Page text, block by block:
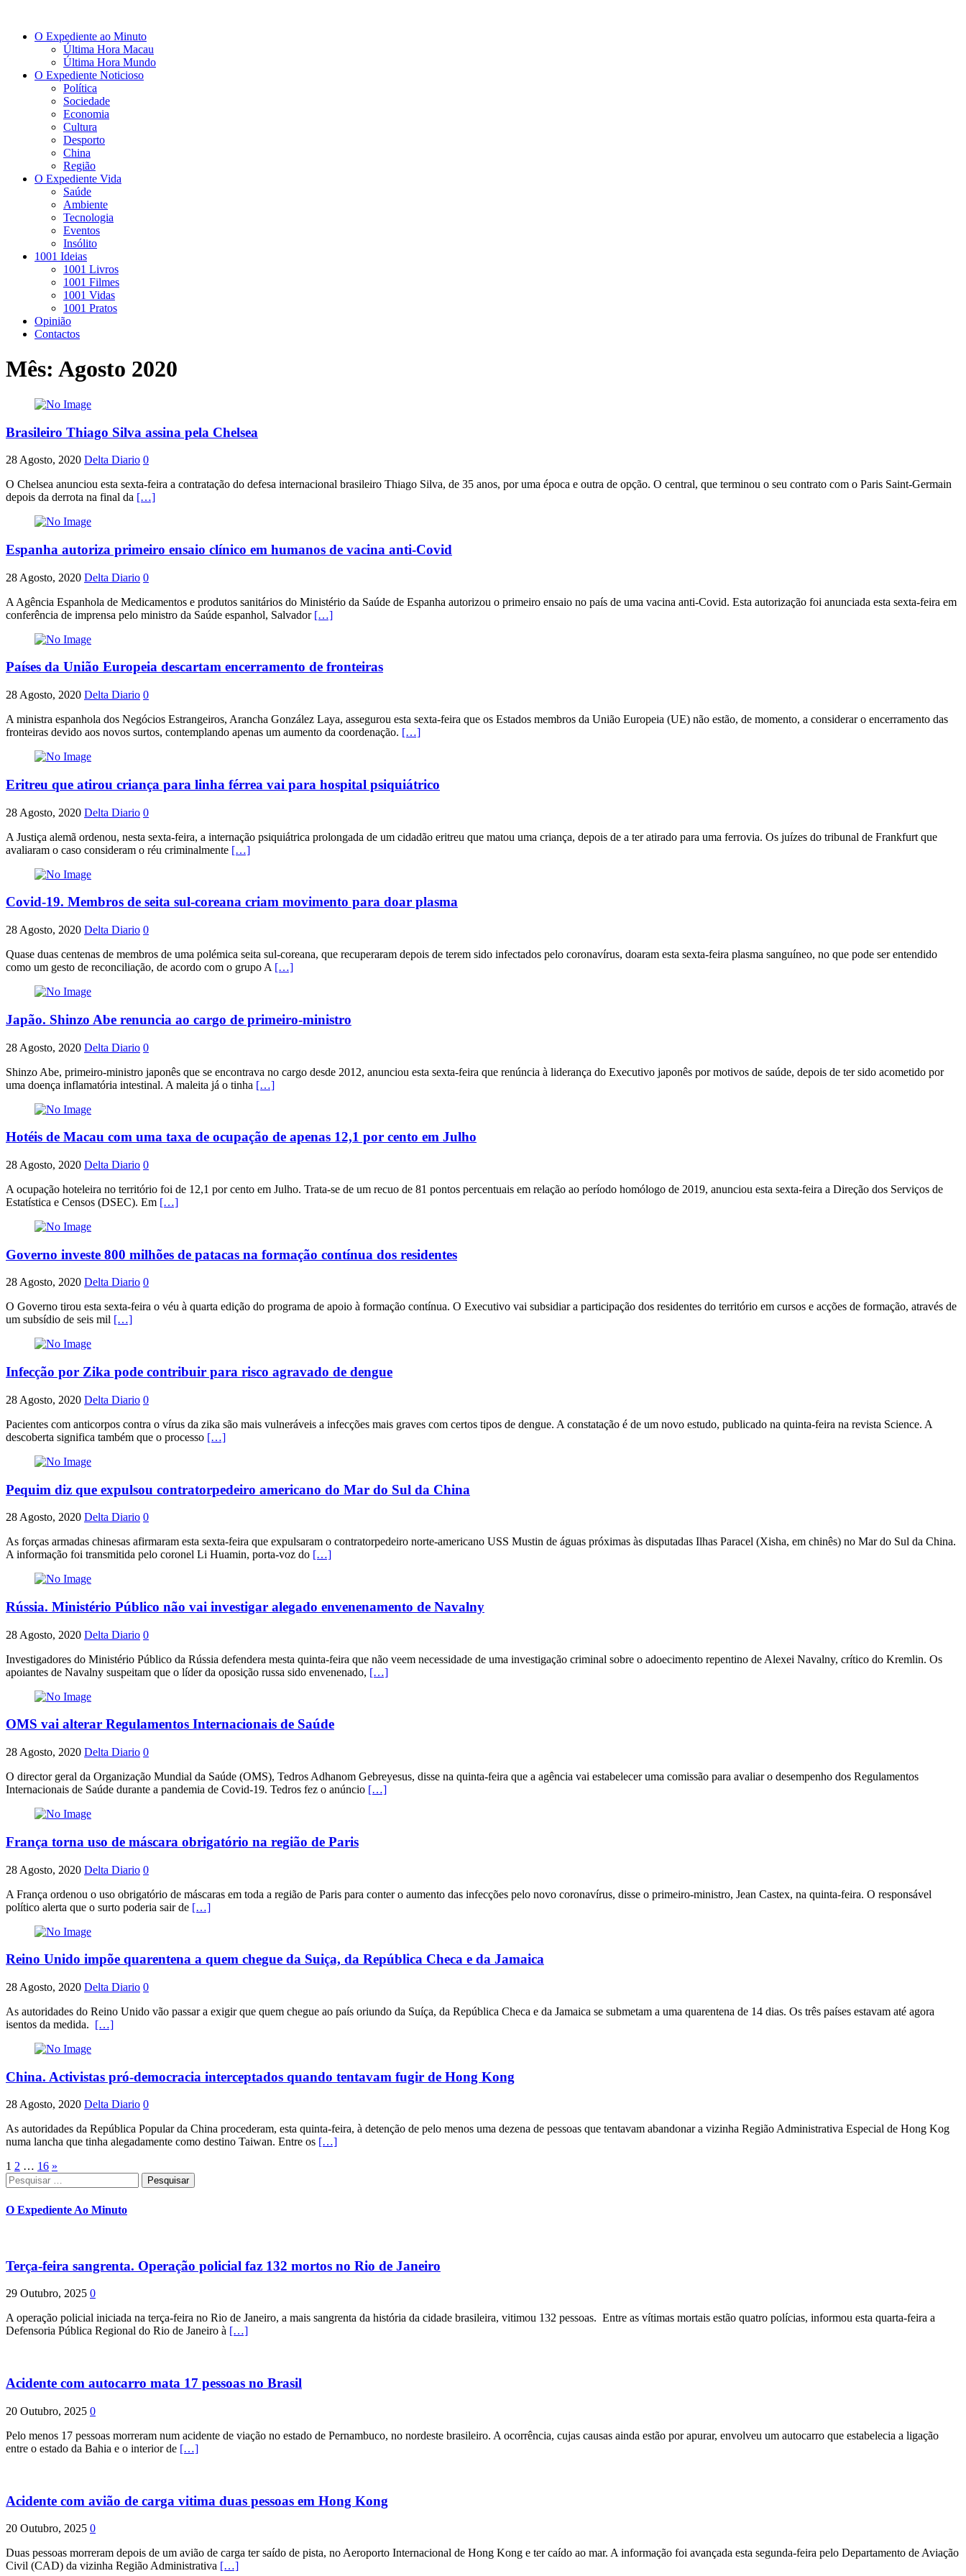
O Expediente ao Minuto
Última Hora Macau
Última Hora Mundo
O Expediente Noticioso
Política
Sociedade
Economia
Cultura
Desporto
China
Região
O Expediente Vida
Saúde
Ambiente
Tecnologia
Eventos
Insólito
1001 Ideias
1001 Livros
1001 Filmes
1001 Vidas
1001 Pratos
Opinião
Contactos
Mês: Agosto 2020
Brasileiro Thiago Silva assina pela Chelsea
28 Agosto, 2020 Delta Diario 0
O Chelsea anunciou esta sexta-feira a contratação do defesa internacional brasileiro Thiago Silva, de 35 anos, por uma época e outra de opção. O central, que terminou o seu contrato com o Paris Saint-Germain
depois da derrota na final da […]
Espanha autoriza primeiro ensaio clínico em humanos de vacina anti-Covid
28 Agosto, 2020 Delta Diario 0
A Agência Espanhola de Medicamentos e produtos sanitários do Ministério da Saúde de Espanha autorizou o primeiro ensaio no país de uma vacina anti-Covid. Esta autorização foi anunciada esta sexta-feira em
conferência de imprensa pelo ministro da Saúde espanhol, Salvador […]
Países da União Europeia descartam encerramento de fronteiras
28 Agosto, 2020 Delta Diario 0
A ministra espanhola dos Negócios Estrangeiros, Arancha González Laya, assegurou esta sexta-feira que os Estados membros da União Europeia (UE) não estão, de momento, a considerar o encerramento das
fronteiras devido aos novos surtos, contemplando apenas um aumento da coordenação. […]
Eritreu que atirou criança para linha férrea vai para hospital psiquiátrico
28 Agosto, 2020 Delta Diario 0
A Justiça alemã ordenou, nesta sexta-feira, a internação psiquiátrica prolongada de um cidadão eritreu que matou uma criança, depois de a ter atirado para uma ferrovia. Os juízes do tribunal de Frankfurt que
avaliaram o caso consideram o réu criminalmente […]
Covid-19. Membros de seita sul-coreana criam movimento para doar plasma
28 Agosto, 2020 Delta Diario 0
Quase duas centenas de membros de uma polémica seita sul-coreana, que recuperaram depois de terem sido infectados pelo coronavírus, doaram esta sexta-feira plasma sanguíneo, no que pode ser entendido
como um gesto de reconciliação, de acordo com o grupo A […]
Japão. Shinzo Abe renuncia ao cargo de primeiro-ministro
28 Agosto, 2020 Delta Diario 0
Shinzo Abe, primeiro-ministro japonês que se encontrava no cargo desde 2012, anunciou esta sexta-feira que renúncia à liderança do Executivo japonês por motivos de saúde, depois de ter sido acometido por
uma doença inflamatória intestinal. A maleita já o tinha […]
Hotéis de Macau com uma taxa de ocupação de apenas 12,1 por cento em Julho
28 Agosto, 2020 Delta Diario 0
A ocupação hoteleira no território foi de 12,1 por cento em Julho. Trata-se de um recuo de 81 pontos percentuais em relação ao período homólogo de 2019, anunciou esta sexta-feira a Direção dos Serviços de
Estatística e Censos (DSEC). Em […]
Governo investe 800 milhões de patacas na formação contínua dos residentes
28 Agosto, 2020 Delta Diario 0
O Governo tirou esta sexta-feira o véu à quarta edição do programa de apoio à formação contínua. O Executivo vai subsidiar a participação dos residentes do território em cursos e acções de formação, através de
um subsídio de seis mil […]
Infecção por Zika pode contribuir para risco agravado de dengue
28 Agosto, 2020 Delta Diario 0
Pacientes com anticorpos contra o vírus da zika são mais vulneráveis a infecções mais graves com certos tipos de dengue. A constatação é de um novo estudo, publicado na quinta-feira na revista Science. A
descoberta significa também que o processo […]
Pequim diz que expulsou contratorpedeiro americano do Mar do Sul da China
28 Agosto, 2020 Delta Diario 0
As forças armadas chinesas afirmaram esta sexta-feira que expulsaram o contratorpedeiro norte-americano USS Mustin de águas próximas às disputadas Ilhas Paracel (Xisha, em chinês) no Mar do Sul da China.
A informação foi transmitida pelo coronel Li Huamin, porta-voz do […]
Rússia. Ministério Público não vai investigar alegado envenenamento de Navalny
28 Agosto, 2020 Delta Diario 0
Investigadores do Ministério Público da Rússia defendera mesta quinta-feira que não veem necessidade de uma investigação criminal sobre o adoecimento repentino de Alexei Navalny, crítico do Kremlin. Os
apoiantes de Navalny suspeitam que o líder da oposição russa sido envenenado, […]
OMS vai alterar Regulamentos Internacionais de Saúde
28 Agosto, 2020 Delta Diario 0
O director geral da Organização Mundial da Saúde (OMS), Tedros Adhanom Gebreyesus, disse na quinta-feira que a agência vai estabelecer uma comissão para avaliar o desempenho dos Regulamentos
Internacionais de Saúde durante a pandemia de Covid-19. Tedros fez o anúncio […]
França torna uso de máscara obrigatório na região de Paris
28 Agosto, 2020 Delta Diario 0
A França ordenou o uso obrigatório de máscaras em toda a região de Paris para conter o aumento das infecções pelo novo coronavírus, disse o primeiro-ministro, Jean Castex, na quinta-feira. O responsável
político alerta que o surto poderia sair de […]
Reino Unido impõe quarentena a quem chegue da Suiça, da República Checa e da Jamaica
28 Agosto, 2020 Delta Diario 0
As autoridades do Reino Unido vão passar a exigir que quem chegue ao país oriundo da Suíça, da República Checa e da Jamaica se submetam a uma quarentena de 14 dias. Os três países estavam até agora
isentos da medida. […]
China. Activistas pró-democracia interceptados quando tentavam fugir de Hong Kong
28 Agosto, 2020 Delta Diario 0
As autoridades da República Popular da China procederam, esta quinta-feira, à detenção de pelo menos uma dezena de pessoas que tentavam abandonar a vizinha Região Administrativa Especial de Hong Kog
numa lancha que tinha alegadamente como destino Taiwan. Entre os […]
Paginação
dos
conteúdos
1 2 … 16 »
Pesquisar
por:
O Expediente Ao Minuto
Terça-feira sangrenta. Operação policial faz 132 mortos no Rio de Janeiro
29 Outubro, 2025 0
A operação policial iniciada na terça-feira no Rio de Janeiro, a mais sangrenta da história da cidade brasileira, vitimou 132 pessoas. Entre as vítimas mortais estão quatro polícias, informou esta quarta-feira a
Defensoria Pública Regional do Rio de Janeiro à […]
Acidente com autocarro mata 17 pessoas no Brasil
20 Outubro, 2025 0
Pelo menos 17 pessoas morreram num acidente de viação no estado de Pernambuco, no nordeste brasileiro. A ocorrência, cujas causas ainda estão por apurar, envolveu um autocarro que estabelecia a ligação
entre o estado da Bahia e o interior de […]
Acidente com avião de carga vitima duas pessoas em Hong Kong
20 Outubro, 2025 0
Duas pessoas morreram depois de um avião de carga ter saído de pista, no Aeroporto Internacional de Hong Kong e ter caído ao mar. A informação foi avançada esta segunda-feira pelo Departamento de Aviação
Civil (CAD) da vizinha Região Administrativa […]